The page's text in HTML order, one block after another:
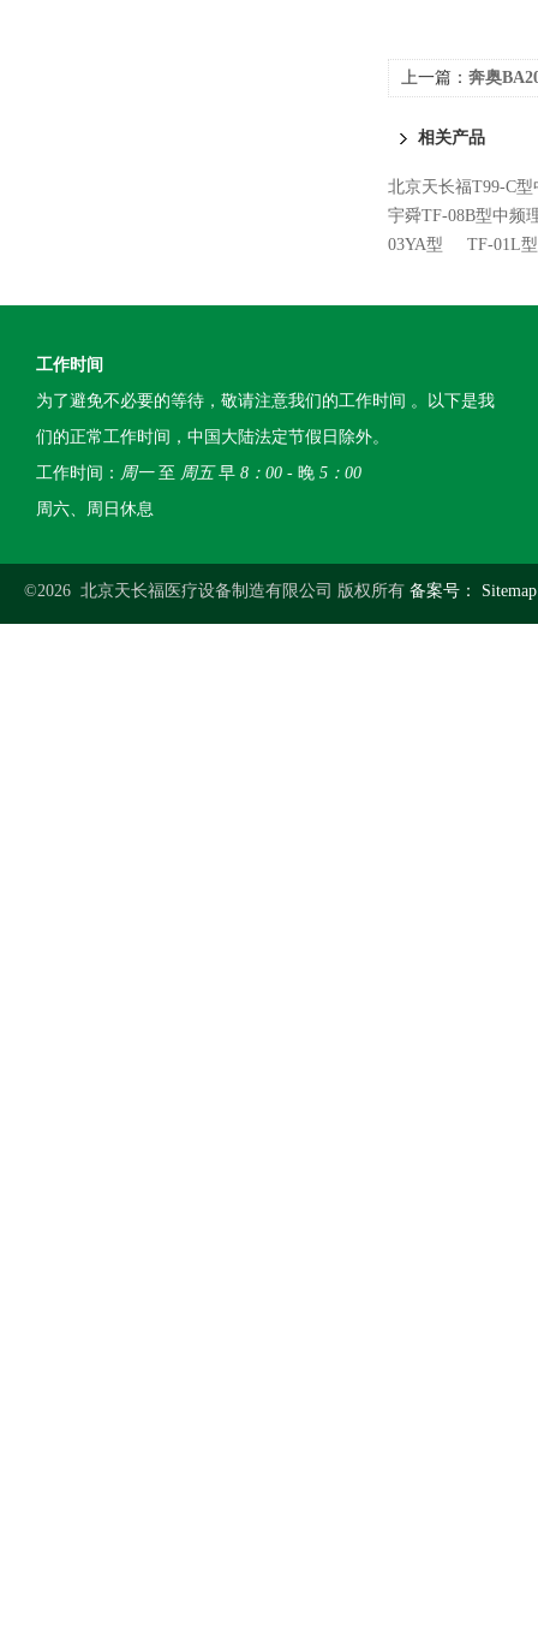
上一篇： 奔奥
相关产品
北京天长福T99-C
宇舜TF-08B型中频
03YA型
TF-01L
工作时间
为了避免不必要的等待，敬请注意我们的工作时间 。以下是我
们的正常工作时间，中国大陆法定节假日除外。
工作时间： 周一至 周五早 8：00 - 晚 5：00
周六、周日休息
©2026 北京天长福医疗设备制造有限公司 版权所有 备案号：